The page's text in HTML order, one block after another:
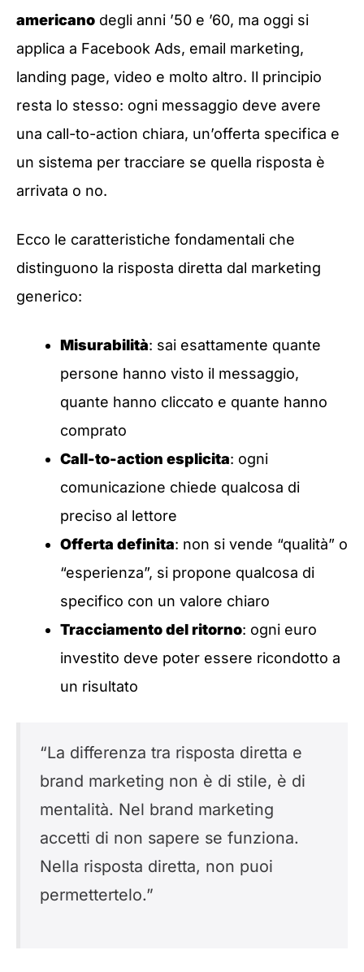
americano degli anni ’50 e ’60, ma oggi si
applica a Facebook Ads, email marketing,
landing page, video e molto altro. Il principio
resta lo stesso: ogni messaggio deve avere
una call-to-action chiara, un’offerta specifica e
un sistema per tracciare se quella risposta è
arrivata o no.
Ecco le caratteristiche fondamentali che
distinguono la risposta diretta dal marketing
generico:
Misurabilità: sai esattamente quante
persone hanno visto il messaggio,
quante hanno cliccato e quante hanno
comprato
Call-to-action esplicita: ogni
comunicazione chiede qualcosa di
preciso al lettore
Offerta definita: non si vende “qualità” o
“esperienza”, si propone qualcosa di
specifico con un valore chiaro
Tracciamento del ritorno: ogni euro
investito deve poter essere ricondotto a
un risultato
“La differenza tra risposta diretta e
brand marketing non è di stile, è di
mentalità. Nel brand marketing
accetti di non sapere se funziona.
Nella risposta diretta, non puoi
permettertelo.”